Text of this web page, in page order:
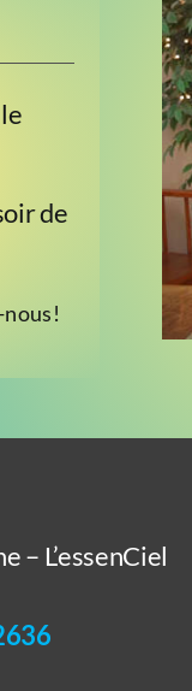
de
– L’essenCiel